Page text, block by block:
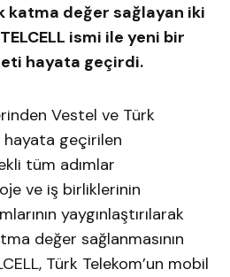
katma değer sağlayan iki
ismi ile yeni bir
hayata geçirdi.
Vestel ve Türk
hayata geçirilen
tüm adımlar
ve iş birliklerinin
yaygınlaştırılarak
değer sağlanmasının
Türk Telekom’un mobil